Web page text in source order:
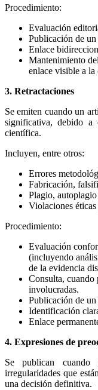
Procedimiento:
Evaluación
Publicación de
Enlace
Mantenimiento
enlace visible a la
3. Retractaciones
Se emiten cuando un
significativa, debido a
científica.
Incluyen, entre otros:
Errores
Fabricación,
Plagio,
Violaciones éticas
Procedimiento:
Evaluación
(incluyendo
de la evidencia
Consulta, cuando
involucradas.
Publicación de
Identificación
Enlace
4. Expresiones de
Se publican cuando
irregularidades que
una decisión definitiva.